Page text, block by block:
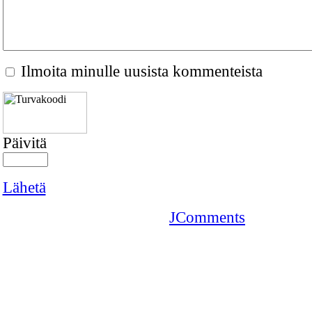
Ilmoita minulle uusista kommenteista
Päivitä
Lähetä
JComments